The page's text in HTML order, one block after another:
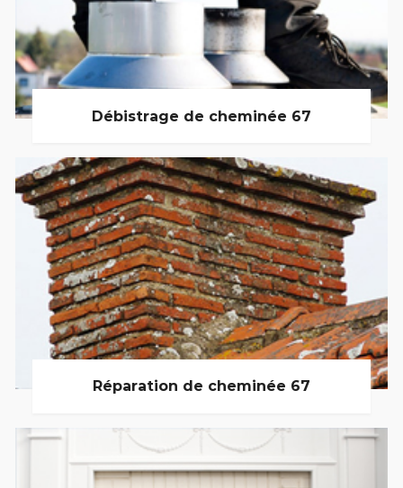
Débistrage de cheminée 67
Réparation de cheminée 67